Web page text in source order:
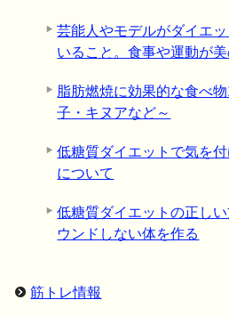
芸能人やモデルがダイエ
いること。食事や運動が
脂肪燃焼に効果的な食べ
子・キヌアなど～
低糖質ダイエットで気を
について
低糖質ダイエットの正し
ウンドしない体を作る
筋トレ情報